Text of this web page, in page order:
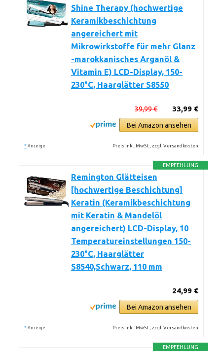
Shine Therapy (hochwertige
Keramikbeschichtung
angereichert mit
Mikrowirkstoffe für mehr Glanz
-marokkanisches Arganöl &
Vitamin E) LCD-Display, 150-
230°C, Haarglätter S8550
33,99 €
39,99 €
Bei Amazon ansehen
* Anzeige Preis inkl. MwSt., zzgl. Versandkosten
EMPFEHLUNG
Remington Glätteisen
[hochwertige Beschichtung]
Keratin (Keramikbeschichtung
mit Keratin & Mandelöl
angereichert) LCD-Display, 10
Temperatureinstellungen 150-
230°C, Haarglätter
S8540,Schwarz, 110 mm
24,99 €
Bei Amazon ansehen
* Anzeige Preis inkl. MwSt., zzgl. Versandkosten
EMPFEHLUNG